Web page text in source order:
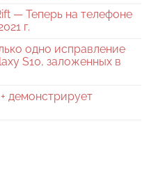
— Теперь на телефоне
г.
одно исправление
S10, заложенных в
демонстрирует